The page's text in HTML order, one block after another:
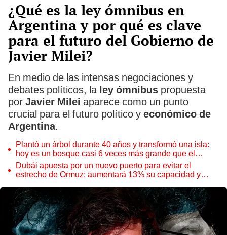
¿Qué es la ley ómnibus en
Argentina y por qué es clave
para el futuro del Gobierno de
Javier Milei?
En medio de las intensas negociaciones y
debates políticos, la ley ómnibus propuesta
por Javier Milei aparece como un punto
crucial para el futuro político y económico de
Argentina.
Plantó un árbol durante 40 años y transformó una isla:
hoy es un bosque casi 6 veces más grande que el
Parque de las Leyendas
Dubái apuesta por un nuevo puerto para evitar el
estrecho de Ormuz: aumentará 13% su capacidad y